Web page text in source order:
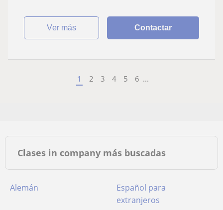
ver más Contactar
1 2 3 4 5 6 ...
Clases in company más buscadas
Alemán
Español para
extranjeros